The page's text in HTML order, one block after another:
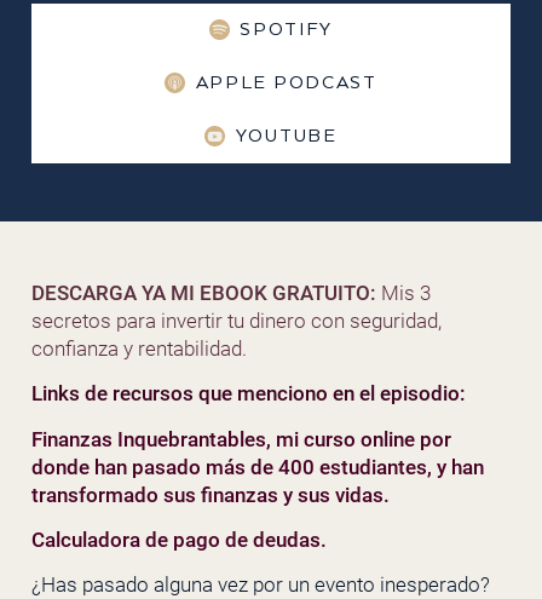
SPOTIFY
APPLE PODCAST
YOUTUBE
DESCARGA YA MI EBOOK GRATUITO: Mis 3
secretos para invertir tu dinero con seguridad,
confianza y rentabilidad.
Links de recursos que menciono en el episodio:
Finanzas Inquebrantables, mi curso online por
donde han pasado más de 400 estudiantes, y han
transformado sus finanzas y sus vidas.
Calculadora de pago de deudas.
¿Has pasado alguna vez por un evento inesperado?